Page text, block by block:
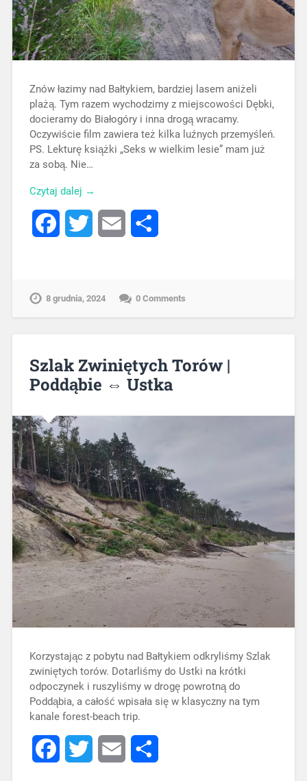
Znów łazimy nad Bałtykiem, bardziej lasem aniżeli
plażą. Tym razem wychodzimy z miejscowości Dębki,
docieramy do Białogóry i inna drogą wracamy.
Oczywiście film zawiera też kilka luźnych przemyśleń.
PS. Lekturę książki „Seks w wielkim lesie” mam już
za sobą. Nie…
Czytaj dalej →
FacebookTwitter Email
8 grudnia, 2024 0 Comments
Szlak Zwiniętych Torów |
Poddąbie ⇔ Ustka
Korzystając z pobytu nad Bałtykiem odkryliśmy Szlak
zwiniętych torów. Dotarliśmy do Ustki na krótki
odpoczynek i ruszyliśmy w drogę powrotną do
Poddąbia, a całość wpisała się w klasyczny na tym
kanale forest-beach trip.
FacebookTwitter Email